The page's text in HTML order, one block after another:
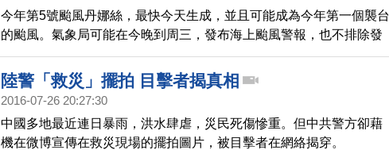
今年第5號颱風丹娜絲，最快今天生成，並且可能成為今年第一個襲台
的颱風。氣象局可能在今晚到周三，發布海上颱風警報，也不排除發
布陸上颱風警報，至於影響台灣程度大小，明天周三（17日）北轉角
度是關鍵，星期四、星期五，颱風會最靠近台灣，全台都會下雨。至
於歐美模式最新模擬恐成「穿心颱」，氣象局仍持保留態度。可以確
陸警「救災」擺拍 目擊者揭真相
2016-07-26 20:27:30
中國多地最近連日暴雨，洪水肆虐，災民死傷慘重。但中共警方卻藉
機在微博宣傳在救災現場的擺拍圖片，被目擊者在網絡揭穿。